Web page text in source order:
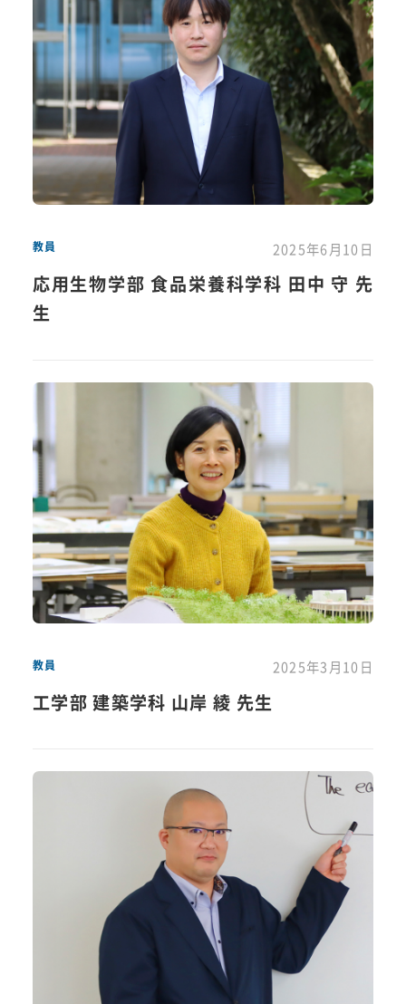
2025年6月10日
教員
応用生物学部 食品栄養科学科 田中 守 先
生
2025年3月10日
教員
工学部 建築学科 山岸 綾 先生